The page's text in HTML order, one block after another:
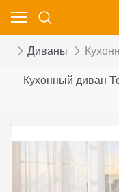
Диваны
Кухонный диван